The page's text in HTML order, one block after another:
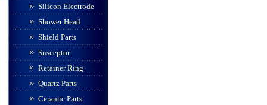
Silicon Electrode
Shower Head
Shield Parts
Susceptor
Retainer Ring
Quartz Parts
Ceramic Parts